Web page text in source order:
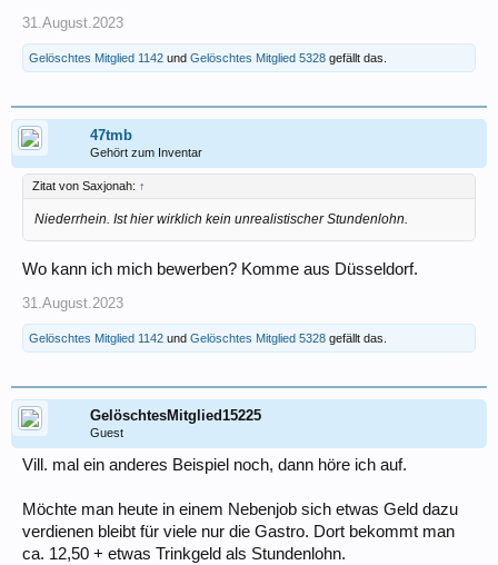
31.August.2023
Gelöschtes Mitglied 1142 und Gelöschtes Mitglied 5328 gefällt das.
47tmb
Gehört zum Inventar
Zitat von Saxjonah: ↑
Niederrhein. Ist hier wirklich kein unrealistischer Stundenlohn.
Wo kann ich mich bewerben? Komme aus Düsseldorf.
31.August.2023
Gelöschtes Mitglied 1142 und Gelöschtes Mitglied 5328 gefällt das.
GelöschtesMitglied15225
Guest
Vill. mal ein anderes Beispiel noch, dann höre ich auf.
Möchte man heute in einem Nebenjob sich etwas Geld dazu
verdienen bleibt für viele nur die Gastro. Dort bekommt man
ca. 12,50 + etwas Trinkgeld als Stundenlohn.